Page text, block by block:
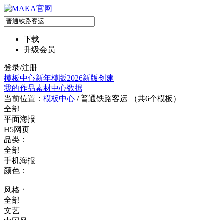
下载
升级会员
登录/注册
模板中心新年模版2026新版创建
我的作品素材中心数据
当前位置： 模板中心 /普通铁路客运 （共6个模板）
全部
平面海报
H5网页
品类：
全部
手机海报
颜色：
风格：
全部
文艺